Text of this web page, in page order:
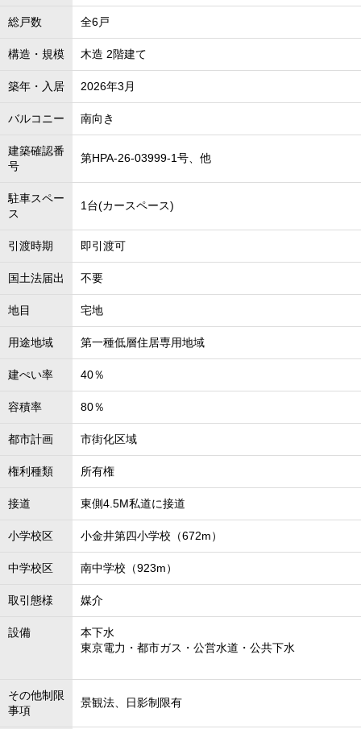
総戸数 全6戸
構造・規模 木造 2階建て
築年・入居 2026年3月
バルコニー 南向き
建築確認番
号
第HPA-26-03999-1号、他
駐車スペー
ス
1台(カースペース)
引渡時期 即引渡可
国土法届出 不要
地目 宅地
用途地域 第一種低層住居専用地域
建ぺい率 40％
容積率 80％
都市計画 市街化区域
権利種類 所有権
接道 東側4.5M私道に接道
小学校区 小金井第四小学校（672m）
中学校区 南中学校（923m）
取引態様 媒介
設備
本下水
東京電力・都市ガス・公営水道・公共下水
その他制限
事項
景観法、日影制限有